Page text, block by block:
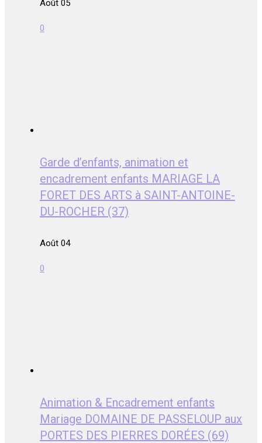
Août 05
0
Garde d’enfants, animation et
encadrement enfants MARIAGE LA
FORET DES ARTS à SAINT-ANTOINE-
DU-ROCHER (37)
Août 04
0
Animation & Encadrement enfants
Mariage DOMAINE DE PASSELOUP aux
PORTES DES PIERRES DORÉES (69)